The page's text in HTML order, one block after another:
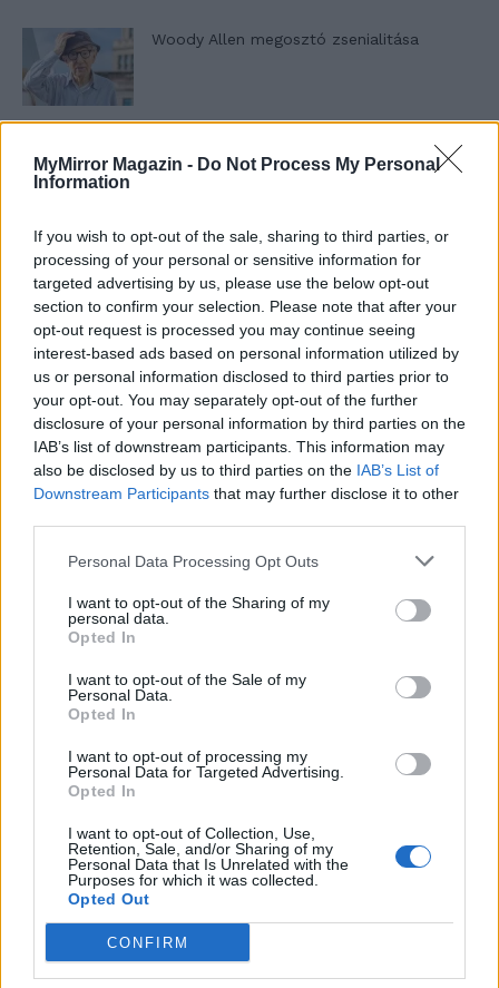
MyMirror Magazin - Do Not Process My Personal
Information
If you wish to opt-out of the sale, sharing to third parties, or
processing of your personal or sensitive information for
targeted advertising by us, please use the below opt-out
section to confirm your selection. Please note that after your
opt-out request is processed you may continue seeing
interest-based ads based on personal information utilized by
us or personal information disclosed to third parties prior to
your opt-out. You may separately opt-out of the further
disclosure of your personal information by third parties on the
IAB’s list of downstream participants. This information may
also be disclosed by us to third parties on the IAB’s List of
Downstream Participants that may further disclose it to other
Personal Data Processing Opt Outs
I want to opt-out of the Sharing of my
personal data.
Opted In
I want to opt-out of the Sale of my
Personal Data.
Opted In
I want to opt-out of processing my
Personal Data for Targeted Advertising.
Opted In
I want to opt-out of Collection, Use,
Retention, Sale, and/or Sharing of my
Personal Data that Is Unrelated with the
Purposes for which it was collected.
Opted Out
CONFIRM
Woody Allen megosztó zsenialitása
Nyár, nevetés, anekdoták
Panna és a szép szerelmek mítosza 3.
Képtelenek vagyunk felnőni a felnőtt élet
kihívásaihoz?
Altatógázos rablások Olaszországban
A kislány, akit nem védett meg senki –
Lyhanna története